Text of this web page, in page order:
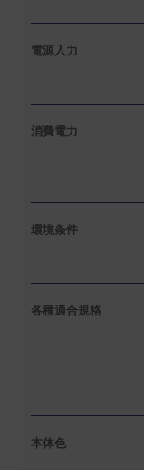
電源入力
消費電力
環境条件
各種適合規格
本体色